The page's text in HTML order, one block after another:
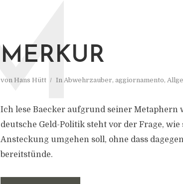
MERKUR
von Hans Hütt In Abwehrzauber, aggiornamento,
M
Ich lese Baecker aufgrund seiner
deutsche Geld-Politik steht vor der Frage,
Ansteckung umgehen soll, ohne dass
bereitstünde.